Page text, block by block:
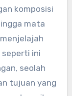
komposisi
mata
seperti ini
seolah
tujuan yang